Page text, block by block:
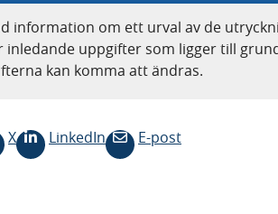
information om ett urval av de
inledande uppgifter som ligger till
kan komma att ändras.
X LinkedIn E-post